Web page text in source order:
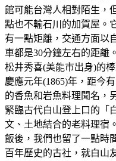
館可能台灣人相對陌生，
點也不輸石川的加賀屋。
有一點矩離，交通方面以
車都是30分鐘左右的距離
松井秀喜(美能市出身)的
慶應元年(1865)年，距今
的香魚和岩魚料理聞名，
緊臨古代白山登上口的「
文、土地結合的老料理宿
飯後，我們也留了一點時
百年歷史的古社，就白山